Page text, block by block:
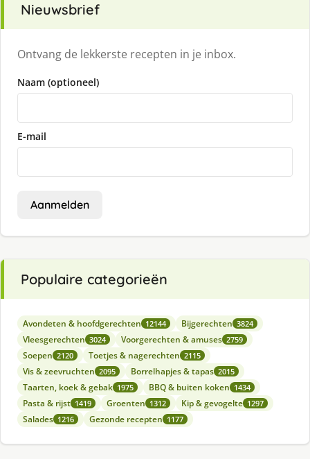
Nieuwsbrief
Ontvang de lekkerste recepten in je inbox.
Naam (optioneel)
E-mail
Aanmelden
Populaire categorieën
Avondeten & hoofdgerechten 12144 Bijgerechten 3824
Vleesgerechten 3024 Voorgerechten & amuses 2759
Soepen 2120 Toetjes & nagerechten 2115
Vis & zeevruchten 2095 Borrelhapjes & tapas 2015
Taarten, koek & gebak 1975 BBQ & buiten koken 1434
Pasta & rijst 1419 Groenten 1312 Kip & gevogelte 1297
Salades 1216 Gezonde recepten 1177